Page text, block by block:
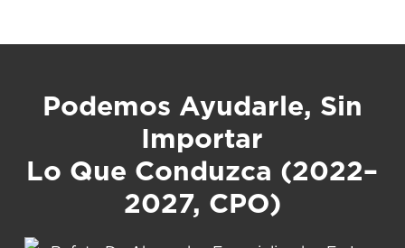
Podemos Ayudarle, Sin
Importar
Lo Que Conduzca (2022–
2027, CPO)